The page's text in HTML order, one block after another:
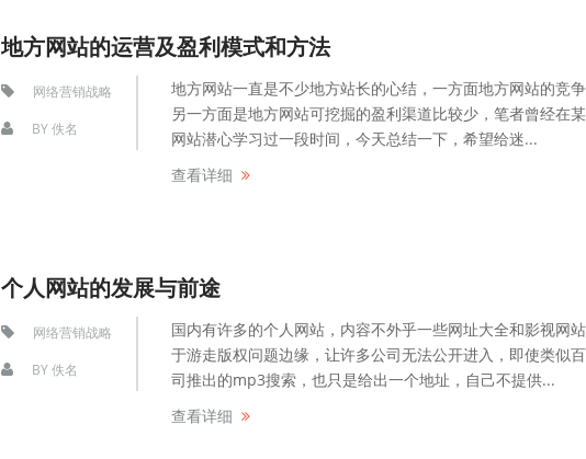
地方网站的运营及盈利模式和方法
网络营销战略
BY佚名
地方网站一直是不少地方站长的心结，一方面地方网站的竞争
另一方面是地方网站可挖掘的盈利渠道比较少，笔者曾经在
网站潜心学习过一段时间，今天总结一下，希望给迷...
查看详细
个人网站的发展与前途
网络营销战略
BY佚名
国内有许多的个人网站，内容不外乎一些网址大全和影视网
于游走版权问题边缘，让许多公司无法公开进入，即使类似
司推出的mp3搜索，也只是给出一个地址，自己不提供...
查看详细